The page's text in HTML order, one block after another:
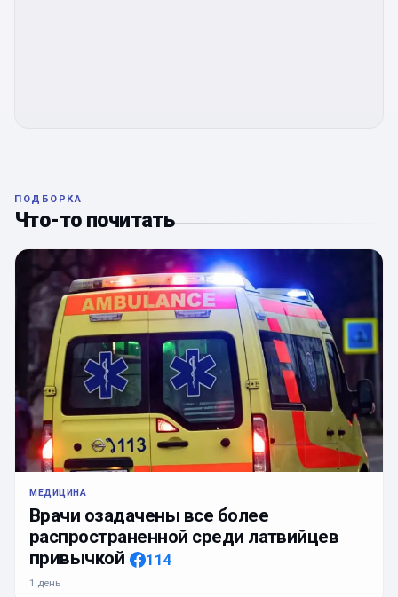
ПОДБОРКА
Что-то почитать
МЕДИЦИНА
Врачи озадачены все более
распространенной среди латвийцев
привычкой
114
1 день